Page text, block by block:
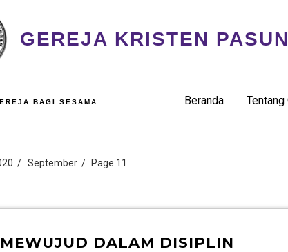
GEREJA KRISTEN
Beranda Tentang
BAGI SESAMA
September Page 11
DALAM DISIPLIN